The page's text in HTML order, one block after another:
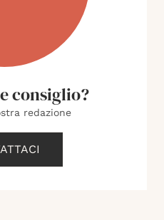
consiglio?
redazione